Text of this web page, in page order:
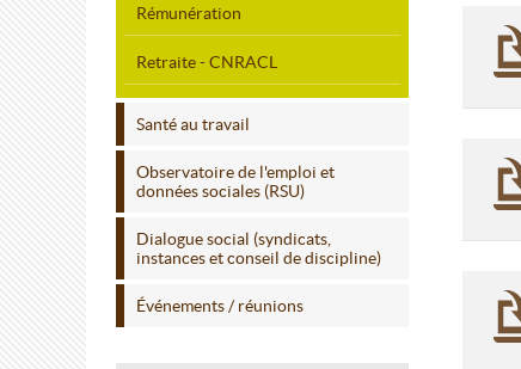
Rémunération
Retraite - CNRACL
Santé au travail
Observatoire de l'emploi et
données sociales (RSU)
Dialogue social (syndicats,
instances et conseil de discipline)
Événements / réunions